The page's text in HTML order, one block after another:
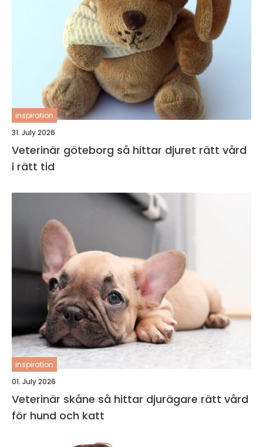
inspiration
31. July 2026
Veterinär göteborg så hittar djuret rätt vård
i rätt tid
inspiration
01. July 2026
Veterinär skåne så hittar djurägare rätt vård
för hund och katt